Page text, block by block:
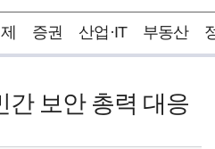
증권 산업·IT 부동산
간 보안 총력 대응